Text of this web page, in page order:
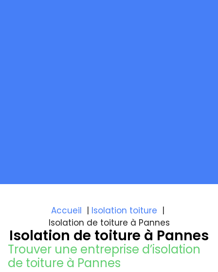
Accueil
Isolation toiture
Isolation de toiture à Pannes
Isolation de toiture à Pannes
Trouver une entreprise d’isolation
de toiture à Pannes